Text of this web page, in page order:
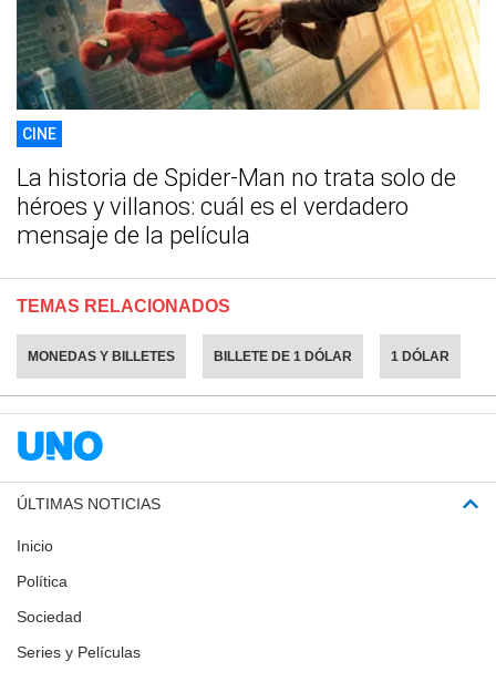
CINE
La historia de Spider-Man no trata solo de
héroes y villanos: cuál es el verdadero
mensaje de la película
TEMAS RELACIONADOS
MONEDAS Y BILLETES BILLETE DE 1 DÓLAR 1 DÓLAR
ÚLTIMAS NOTICIAS
Inicio
Política
Sociedad
Series y Películas